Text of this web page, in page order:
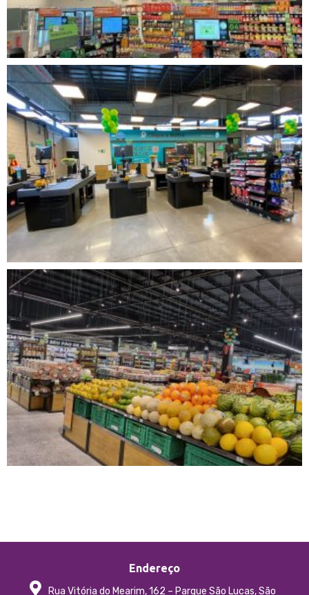
Endereço
Rua Vitória do Mearim, 162 – Parque São Lucas, São